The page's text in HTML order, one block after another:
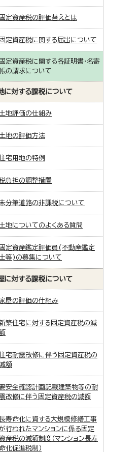
固定資産税の評価替えとは
固定資産税に関する届出について
固定資産税に関する各証明書・名寄
帳の請求について
に対する課税について
地評価の仕組み
地の評価方法
宅用地の特例
負担の調整措置
分筆道路の非課税について
地についてのよくある質問
固定資産鑑定評価員(不動産鑑定
等)の募集について
に対する課税について
家屋の評価の仕組み
築住宅に対する固定資産税の減
額
宅耐震改修に伴う固定資産税の
額
安全確認計画記載建築物等の耐
震改修に伴う固定資産税の減額
寿命化に資する大規模修繕工事
行われたマンションに係る固定
産税の減額制度（マンション長寿
化促進税制）